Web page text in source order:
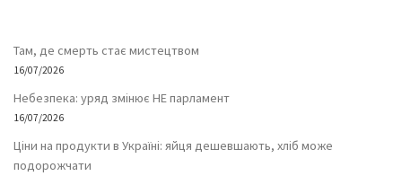
Там, де смерть стає мистецтвом
16/07/2026
Небезпека: уряд змінює НЕ парламент
16/07/2026
Ціни на продукти в Україні: яйця дешевшають, хліб може
подорожчати